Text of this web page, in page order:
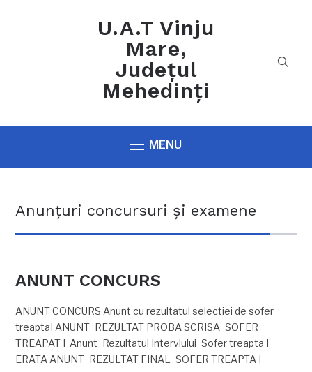
U.A.T Vinju
Mare,
Județul
Mehedinți
MENU
Anunțuri concursuri și examene
ANUNT CONCURS
ANUNT CONCURS Anunt cu rezultatul selectiei de sofer
treaptaI ANUNT_REZULTAT PROBA SCRISA_SOFER
TREAPAT I Anunt_Rezultatul Interviului_Sofer treapta I
ERATA ANUNT_REZULTAT FINAL_SOFER TREAPTA I